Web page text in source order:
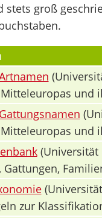
stets groß
und
und
(Universität
zur